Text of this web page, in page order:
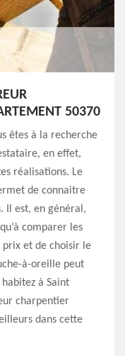
50370
êtes à la recherche
en effet,
réalisations. Le
de connaitre
Il est, en général,
comparer les
prix et de choisir le
à-oreille peut
à Saint
charpentier
dans cette